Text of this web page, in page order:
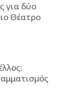
για δύο
Θέατρο